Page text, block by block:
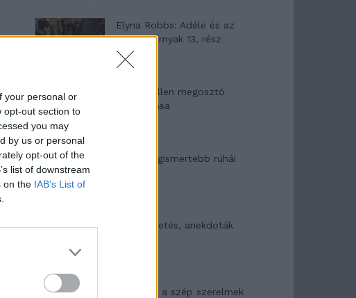
your personal or
opt-out section to
you may
by us or personal
opt-out of the
list of downstream
on the IAB’s List of
Elyna Robbs: Adéle és az
örökölt árnyak 13. rész
Woody Allen megosztó
zsenialitása
A világ legismertebb ruhái
Nyár, nevetés, anekdoták
Panna és a szép szerelmek